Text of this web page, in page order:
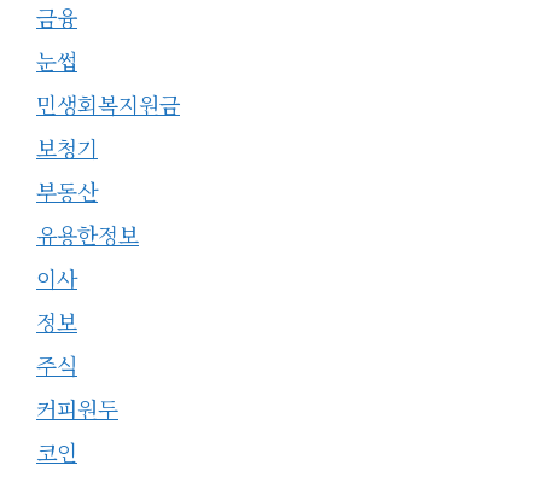
금융
눈썹
민생회복지원금
보청기
부동산
유용한정보
이사
정보
주식
커피원두
코인